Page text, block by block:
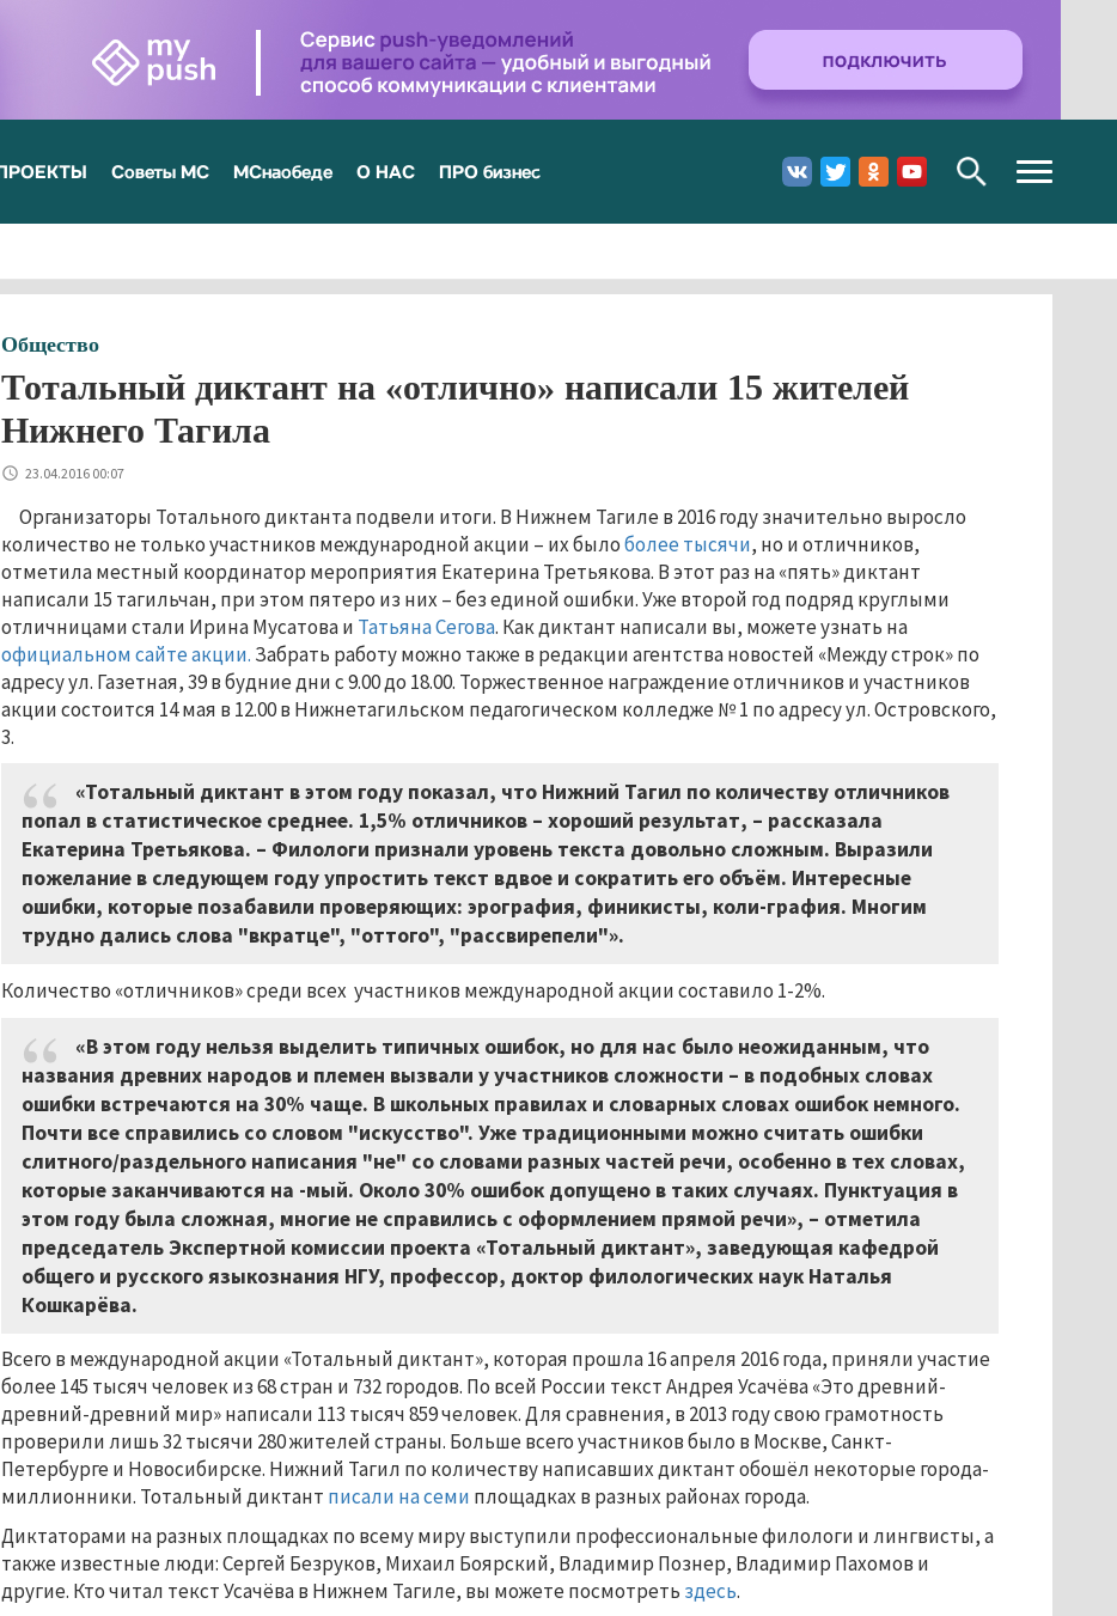
Советы МС МСнаобеде О НАС ПРО бизнес
Toggle
navigation
Общество
Тотальный диктант на «отлично» написали 15 жителей
Нижнего Тагила
23.04.2016 00:07
Организаторы Тотального диктанта подвели итоги. В Нижнем Тагиле в 2016 году значительно выросло
количество не только участников международной акции – их былоболее тысячи, но и отличников,
отметила местный координатор мероприятия Екатерина Третьякова. В этот раз на «пять» диктант
написали 15 тагильчан, при этом пятеро из них – без единой ошибки. Уже второй год подряд круглыми
отличницами стали Ирина Мусатова и Татьяна Сегова. Как диктант написали вы, можете узнать на
официальном сайте акции. Забрать работу можно также в редакции агентства новостей «Между строк» по
адресу ул. Газетная, 39 в будние дни с 9.00 до 18.00. Торжественное награждение отличников и участников
акции состоится 14 мая в 12.00 в Нижнетагильском педагогическом колледже № 1 по адресу ул. Островского,
3.
«Тотальный диктант в этом году показал, что Нижний Тагил по количеству отличников
попал в статистическое среднее. 1,5% отличников – хороший результат, – рассказала
Екатерина Третьякова. – Филологи признали уровень текста довольно сложным. Выразили
пожелание в следующем году упростить текст вдвое и сократить его объём. Интересные
ошибки, которые позабавили проверяющих: эрография, финикисты, коли-графия. Многим
трудно дались слова "вкратце", "оттого", "рассвирепели"».
Количество «отличников» среди всех участников международной акции составило 1-2%.
«В этом году нельзя выделить типичных ошибок, но для нас было неожиданным, что
названия древних народов и племен вызвали у участников сложности – в подобных словах
ошибки встречаются на 30% чаще. В школьных правилах и словарных словах ошибок немного.
Почти все справились со словом "искусство". Уже традиционными можно считать ошибки
слитного/раздельного написания "не" со словами разных частей речи, особенно в тех словах,
которые заканчиваются на -мый. Около 30% ошибок допущено в таких случаях. Пунктуация в
этом году была сложная, многие не справились с оформлением прямой речи», – отметила
председатель Экспертной комиссии проекта «Тотальный диктант», заведующая кафедрой
общего и русского языкознания НГУ, профессор, доктор филологических наук Наталья
Кошкарёва.
Всего в международной акции «Тотальный диктант», которая прошла 16 апреля 2016 года, приняли участие
более 145 тысяч человек из 68 стран и 732 городов. По всей России текст Андрея Усачёва «Это древний-
древний-древний мир» написали 113 тысяч 859 человек. Для сравнения, в 2013 году свою грамотность
проверили лишь 32 тысячи 280 жителей страны. Больше всего участников было в Москве, Санкт-
Петербурге и Новосибирске. Нижний Тагил по количеству написавших диктант обошёл некоторые города-
миллионники. Тотальный диктант писали на семи площадках в разных районах города.
Диктаторами на разных площадках по всему миру выступили профессиональные филологи и лингвисты, а
также известные люди: Сергей Безруков, Михаил Боярский, Владимир Познер, Владимир Пахомов и
другие. Кто читал текст Усачёва в Нижнем Тагиле, вы можете посмотреть здесь.